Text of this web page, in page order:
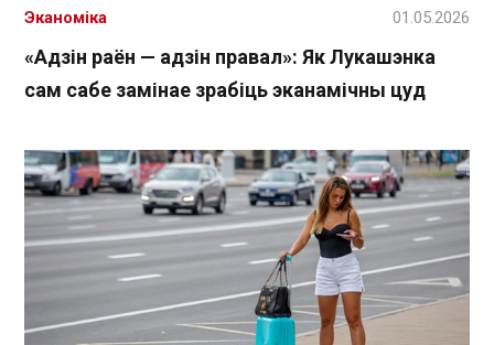
«Адзін раён — адзін правал»: Як Лукашэнка
сам сабе замінае зрабіць эканамічны цуд
Эканоміка 01.05.2026